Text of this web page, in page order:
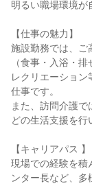
明るい職場環境が
【仕事の魅力】
施設勤務では、ご
（食事・入浴・
レクリエーショ
仕事です。
また、訪問介護
どの生活支援を行
【キャリアパス 】
現場での経験を積
ンター長など、多